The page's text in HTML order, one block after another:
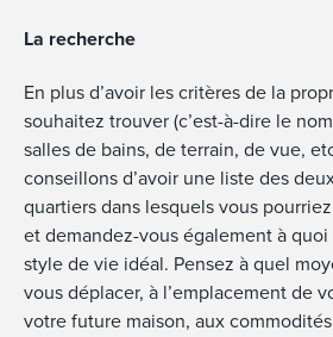
La recherche
En plus d’avoir les critères de la
souhaitez trouver (c’est-à-dire le
salles de bains, de terrain, de vue,
conseillons d’avoir une liste des
quartiers dans lesquels vous
et demandez-vous également à
style de vie idéal. Pensez à quel
vous déplacer, à l’emplacement de
votre future maison, aux